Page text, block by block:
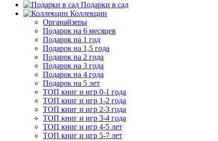
Подарки в сад
Коллекции
Органайзеры
Подарок на 6 месяцев
Подарок на 1 год
Подарок на 1,5 года
Подарок на 2 года
Подарок на 3 года
Подарок на 4 года
Подарок на 5 лет
ТОП книг и игр 0-1 года
ТОП книг и игр 1-2 года
ТОП книг и игр 2-3 года
ТОП книг и игр 3-4 года
ТОП книг и игр 4-5 лет
ТОП книг и игр 5-7 лет